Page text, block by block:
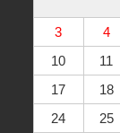
3
4
10
11
17
18
24
25